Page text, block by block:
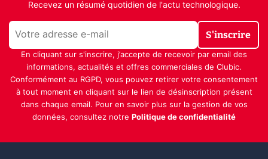
Recevez un résumé quotidien de l'actu technologique.
S'inscrire
En cliquant sur s'inscrire, j’accepte de recevoir par email des
informations, actualités et offres commerciales de Clubic.
Conformément au RGPD, vous pouvez retirer votre consentement
à tout moment en cliquant sur le lien de désinscription présent
dans chaque email. Pour en savoir plus sur la gestion de vos
données, consultez notre Politique de confidentialité